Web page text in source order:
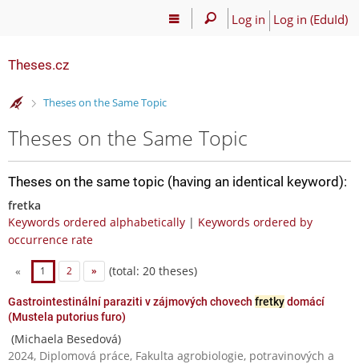
Log in Log in (EduId)
Theses.cz
>
Theses on the Same Topic
Theses on the Same Topic
Theses on the same topic (having an identical keyword):
fretka
Keywords ordered alphabetically | Keywords ordered by
occurrence rate
« 1 2 » (total: 20 theses)
Gastrointestinální paraziti v zájmových chovech fretkydomácí
(Mustela putorius furo)
(Michaela Besedová)
2024, Diplomová práce, Fakulta agrobiologie, potravinových a